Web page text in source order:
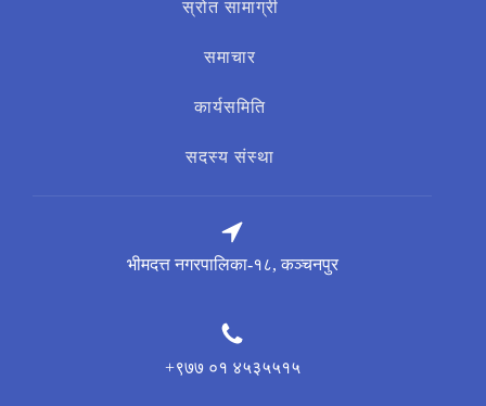
स्रोत सामाग्री
समाचार
कार्यसमिति
सदस्य संस्था
भीमदत्त नगरपालिका-१८, कञ्चनपुर
+९७७ ०१ ४५३५५१५